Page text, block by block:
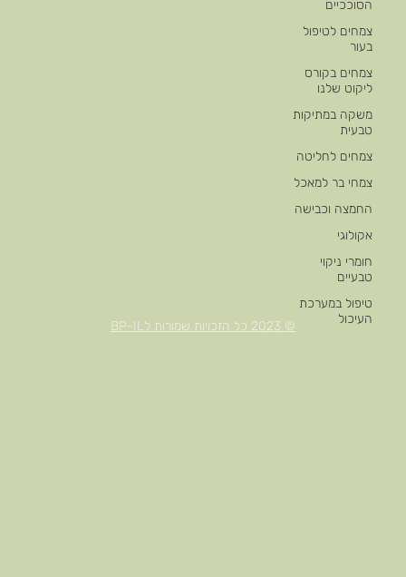
הסוככיים
צמחים לטיפול
בעור
צמחים בקורס
ליקוט שלנו
משקה במתיקות
טבעית
צמחים לחליטה
צמחי בר למאכל
החמצה וכבישה
אקולוגי
חומרי ניקוי
טבעיים
טיפול במערכת
העיכול
© 2023 כל הזכויות שמורות לBP-IL